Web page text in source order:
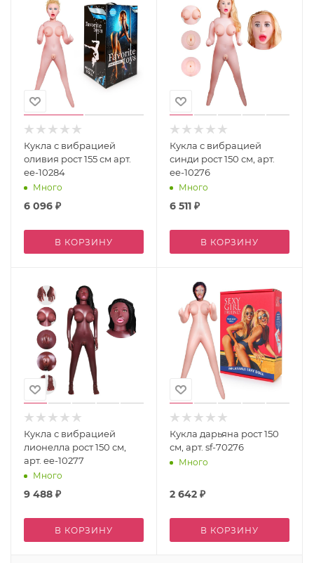
Кукла с вибрацией
оливия рост 155 см арт.
ee-10284
Много
6 096 ₽
В КОРЗИНУ
Кукла с вибрацией
синди рост 150 см, арт.
ee-10276
Много
6 511 ₽
В КОРЗИНУ
Кукла с вибрацией
лионелла рост 150 см,
арт. ee-10277
Много
9 488 ₽
В КОРЗИНУ
Кукла дарьяна рост 150
см, арт. sf-70276
Много
2 642 ₽
В КОРЗИНУ